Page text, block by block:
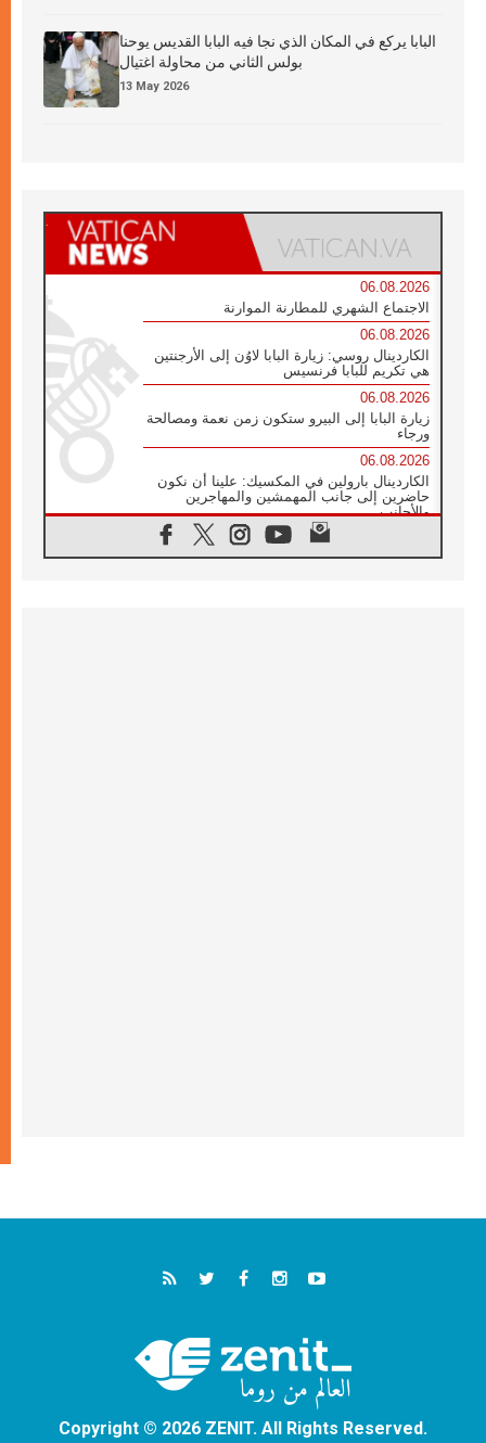
البابا يركع في المكان الذي نجا فيه البابا القديس يوحنا
بولس الثاني من محاولة اغتيال
13 May 2026
06.08.2026
الاجتماع الشهري للمطارنة الموارنة
06.08.2026
الكاردينال روسي: زيارة البابا لاوُن إلى الأرجنتين
هي تكريم للبابا فرنسيس
06.08.2026
زيارة البابا إلى البيرو ستكون زمن نعمة ومصالحة
ورجاء
06.08.2026
الكاردينال بارولين في المكسيك: علينا أن نكون
حاضرين إلى جانب المهمشين والمهاجرين
والأجانب
البابا لاوُن الرابع عشر للشباب في أسيزي:
Copyright © 2026 ZENIT. All Rights Reserved.